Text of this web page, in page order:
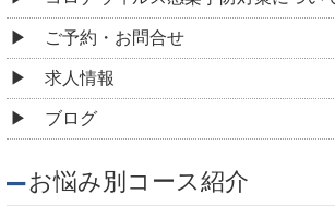
ご予約・お問合せ
求人情報
ブログ
お悩み別コース紹介